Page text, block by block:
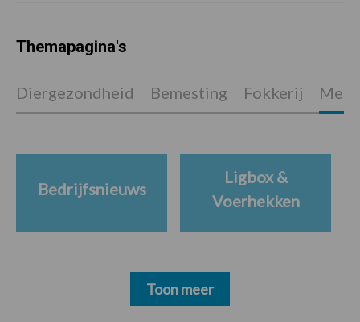
Themapagina's
Diergezondheid Bemesting Fokkerij
Bedrijfsnieuws
Ligbox &
Voerhekken
Toon meer